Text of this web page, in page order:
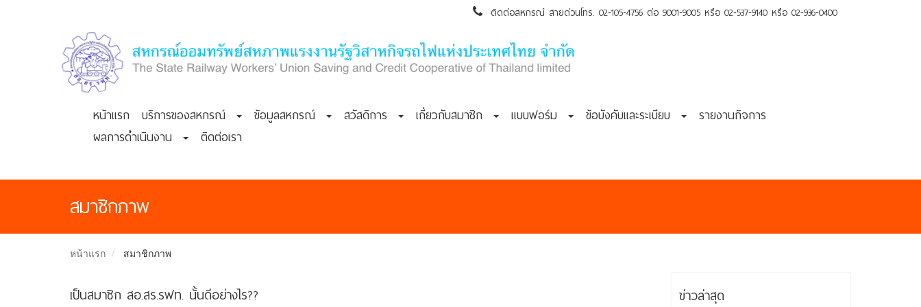
ติดต่อสหกรณ์ สายด่วนโทร. 02-105-4756 ต่อ 9001-9005 หรือ 02-537-9140 หรือ 02-936-0400
หน้าแรก บริการของสหกรณ์ ข้อมูลสหกรณ์ สวัสดิการ เกี่ยวกับสมาชิก แบบฟอร์ม ข้อบังคับและระเบียบ
รายงานกิจการ
ผลการดำเนินงาน
ติดต่อเรา
สมาชิกภาพ
หน้าแรก สมาชิกภาพ
เป็นสมาชิก สอ.สร.รฟท. นั้นดีอย่างไร?? ข่าวล่าสุด